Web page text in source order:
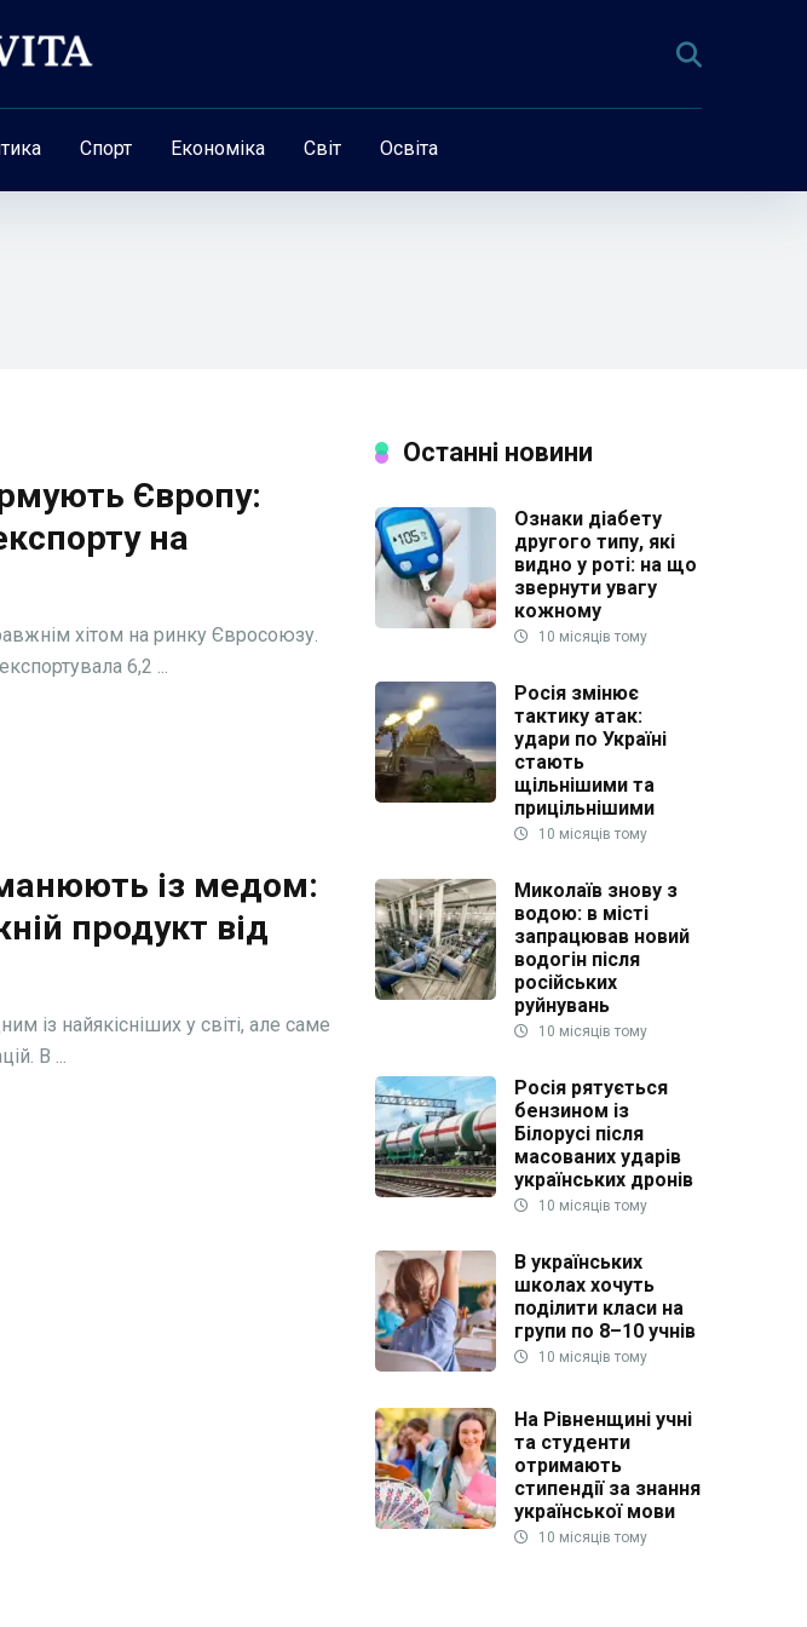
Спорт Економіка Світ Освіта
Європу:
на
хітом на ринку Євросоюзу.
6,2 ...
із медом:
продукт від
із найякісніших у світі, але саме
В ...
Останні новини
Ознаки діабету
другого типу, які
видно у роті: на що
звернути увагу
кожному
10 місяців тому
Росія змінює
тактику атак:
удари по Україні
стають
щільнішими та
прицільнішими
10 місяців тому
Миколаїв знову з
водою: в місті
запрацював новий
водогін після
російських
руйнувань
10 місяців тому
Росія рятується
бензином із
Білорусі після
масованих ударів
українських дронів
10 місяців тому
В українських
школах хочуть
поділити класи на
групи по 8–10 учнів
10 місяців тому
На Рівненщині учні
та студенти
отримають
стипендії за знання
української мови
10 місяців тому